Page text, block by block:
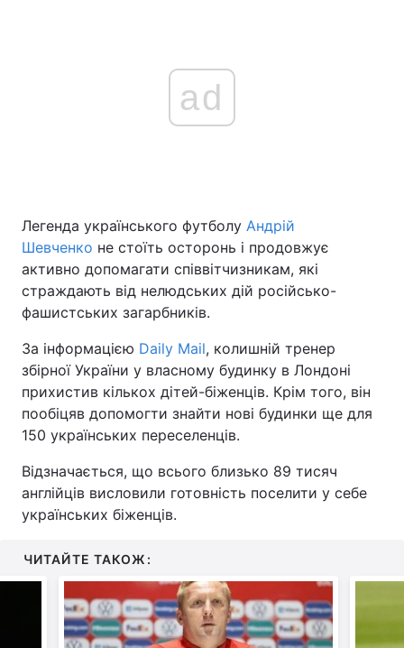
ad
Легенда українського футболу Андрій
Шевченко не стоїть осторонь і продовжує
активно допомагати співвітчизникам, які
страждають від нелюдських дій російсько-
фашистських загарбників.
За інформацією Daily Mail, колишній тренер
збірної України у власному будинку в Лондоні
прихистив кількох дітей-біженців. Крім того, він
пообіцяв допомогти знайти нові будинки ще для
150 українських переселенців.
Відзначається, що всього близько 89 тисяч
англійців висловили готовність поселити у себе
українських біженців.
ЧИТАЙТЕ ТАКОЖ: